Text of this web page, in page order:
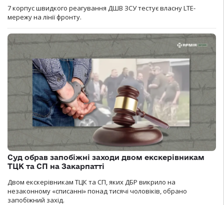
7 корпус швидкого реагування ДШВ ЗСУ тестує власну LTE-
мережу на лінії фронту.
Суд обрав запобіжні заходи двом екскерівникам
ТЦК та СП на Закарпатті
Двом екскерівникам ТЦК та СП, яких ДБР викрило на
незаконному «списанні» понад тисячі чоловіків, обрано
запобіжний захід.